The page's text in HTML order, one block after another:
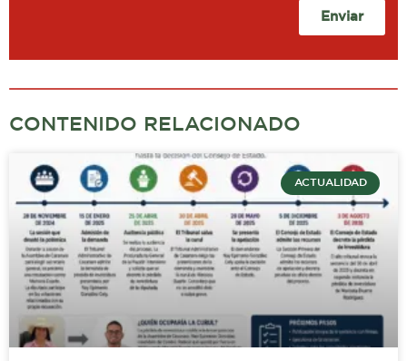
Enviar
CONTENIDO RELACIONADO
ACTUALIDAD